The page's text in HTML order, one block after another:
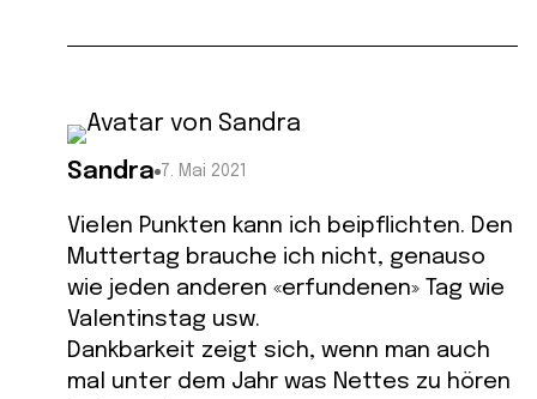
Sandra 7. Mai 2021
Vielen Punkten kann ich beipflichten. Den
Muttertag brauche ich nicht, genauso
wie jeden anderen «erfundenen» Tag wie
Valentinstag usw.
Dankbarkeit zeigt sich, wenn man auch
mal unter dem Jahr was Nettes zu hören